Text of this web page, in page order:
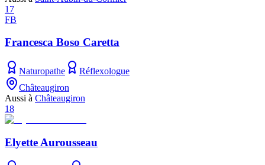
17
FB
Francesca Boso Caretta
Naturopathe
Réflexologue
Châteaugiron
Aussi à Châteaugiron
18
Elyette Aurousseau